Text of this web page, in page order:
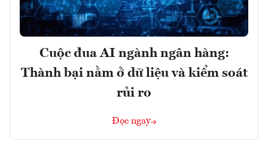
Cuộc đua AI ngành ngân hàng:
Thành bại nằm ở dữ liệu và kiểm soát
rủi ro
Đọc ngay